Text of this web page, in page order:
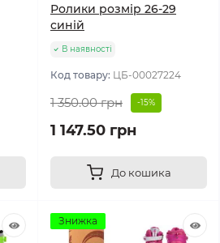
Ролики розмір 26-29
синій
В наявності
Код товару: ЦБ-00027224
1 350.00 грн -15%
1 147.50 грн
До кошика
Знижка